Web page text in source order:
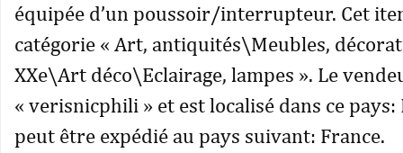
équipée d’un poussoir/interrupteur. Cet
catégorie « Art, antiquités\Meubles,
XXe\Art déco\Eclairage, lampes ». Le
« verisnicphili » et est localisé dans ce pays:
peut être expédié au pays suivant: France.